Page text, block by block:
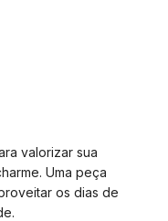
valorizar sua
Uma peça
os dias de